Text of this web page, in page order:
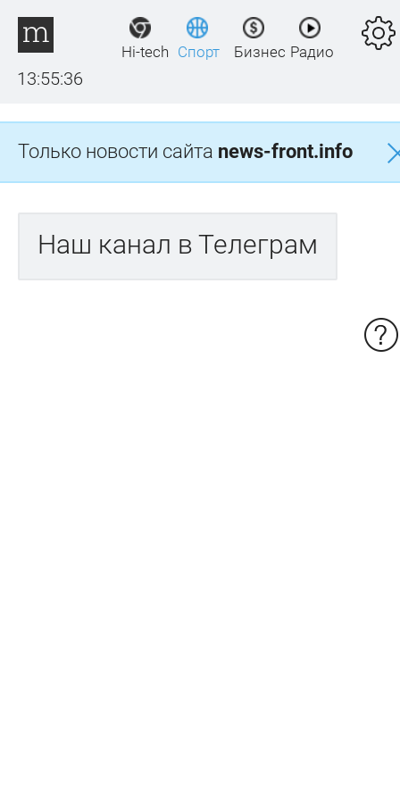
13:55:36
Hi-tech Спорт Бизнес Радио
Только новости сайта news-front.info
Наш канал в Телеграм